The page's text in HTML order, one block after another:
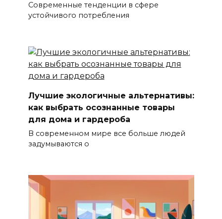
Современные тенденции в сфере
устойчивого потребления
Лучшие экологичные альтернативы:
как выбрать осознанные товары
для дома и гардероба
В современном мире все больше людей
задумываются о